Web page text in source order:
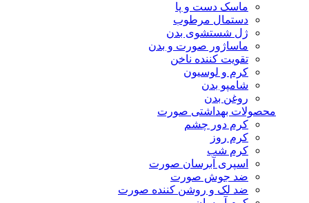
ماسک دست و پا
دستمال مرطوب
ژل شستشوی بدن
ماساژور صورت و بدن
تقویت کننده ناخن
کرم و لوسیون
شامپو بدن
روغن بدن
محصولات بهداشتی صورت
کرم دور چشم
کرم روز
کرم شب
اسپری آبرسان صورت
ضد جوش صورت
ضد لک و روشن کننده صورت